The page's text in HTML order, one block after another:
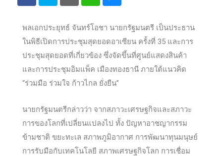
พลเอกประยุทธ์ จันทร์โอชา นายกรัฐมนตรี เป็นประธาน
ในพิธีเปิดการประชุมสุดยอดอาเซียน ครั้งที่ 35 และการ
ประชุมสุดยอดที่เกี่ยวข้อง ซึ่งจัดขึ้นที่ศูนย์แสดงสินค้า
และการประชุมอิมแพ็ค เมืองทองธานี ภายใต้แนวคิด
“ร่วมมือ ร่วมใจ ก้าวไกล ยั่งยืน”
นายกรัฐมนตรีกล่าวว่า จากสภาวะเศรษฐกิจและสภาวะ
การของโลกที่เปลี่ยนแปลงไป ทั้ง ปัญหาอาชญากรรม
ข้ามชาติ ขยะทะเล สภาพภูมิอากาศ การพัฒนาทุนมนุษย์
การรับมือกับเทคโนโลยี สภาพเศรษฐกิจโลก การเชื่อม